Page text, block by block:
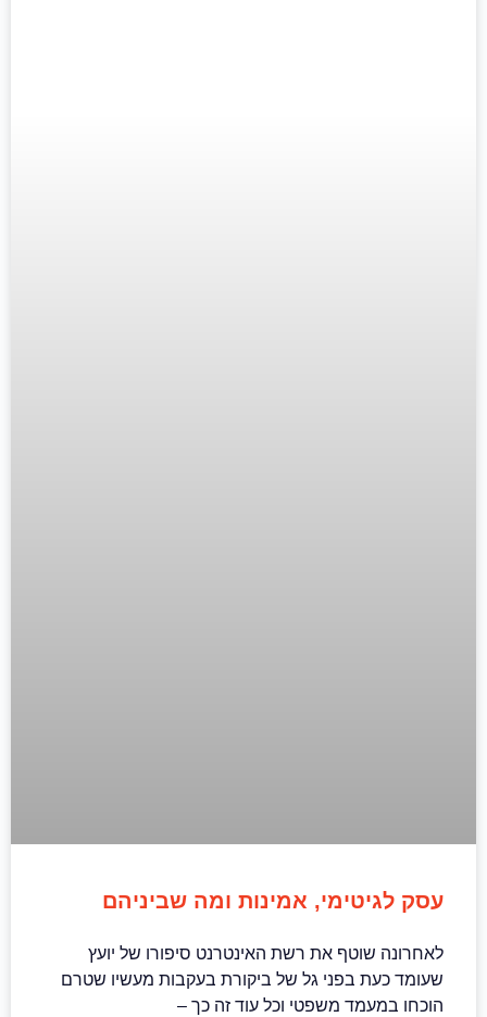
עסק לגיטימי, אמינות ומה שביניהם
לאחרונה שוטף את רשת האינטרנט סיפורו של יועץ
שעומד כעת בפני גל של ביקורת בעקבות מעשיו שטרם
הוכחו במעמד משפטי וכל עוד זה כך –